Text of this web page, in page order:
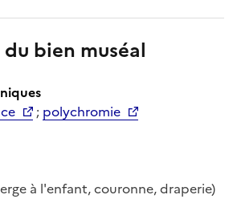
bien muséal
; polychromie
à l'enfant, couronne, draperie)